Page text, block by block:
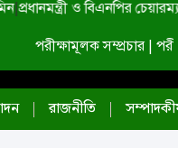
|প্রধানমন্ত্রী ও বিএনপির
পরীক্ষামূলক সম্প্রচার |
রাজনীতি